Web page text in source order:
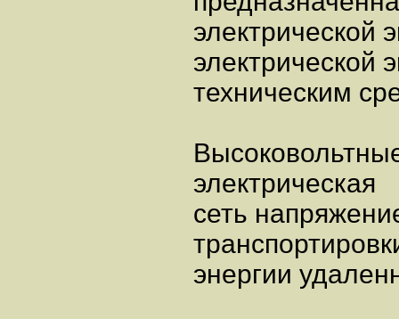
электрической
электрической
техническим
электрическая
сеть
энергии